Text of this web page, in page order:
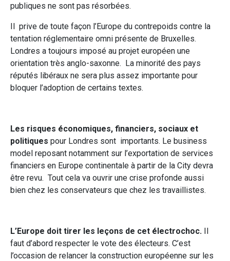
publiques ne sont pas résorbées.
Il prive de toute façon l’Europe du contrepoids contre la
tentation réglementaire omni présente de Bruxelles.
Londres a toujours imposé au projet européen une
orientation très anglo-saxonne. La minorité des pays
réputés libéraux ne sera plus assez importante pour
bloquer l’adoption de certains textes.
Les risques économiques, financiers, sociaux et
politiques pour Londres sont importants. Le business
model reposant notamment sur l’exportation de services
financiers en Europe continentale à partir de la City devra
être revu. Tout cela va ouvrir une crise profonde aussi
bien chez les conservateurs que chez les travaillistes.
L’Europe doit tirer les leçons de cet électrochoc. Il
faut d’abord respecter le vote des électeurs. C’est
l’occasion de relancer la construction européenne sur les